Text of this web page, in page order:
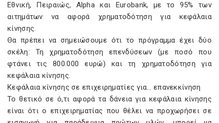
Εθνική, Πειραιώς, Alpha και Eurobank, με το 95% των
αιτημάτων να αφορά χρηματοδότηση για κεφάλαια
κίνησης.
Θα πρέπει να σημειώσουμε ότι το πρόγραμμα έχει δύο
σκέλη: Τη χρηματοδότηση επενδύσεων (με ποσό που
φτάνει τις 800.000 ευρώ) και τη χρηματοδότηση για
κεφάλαια κίνησης.
Κεφάλαια κίνησης σε επιχειρηματίες για… επανεκκίνηση
Το θετικό σε ό,τι αφορά τα δάνεια για κεφάλαια κίνησης
είναι ότι ο επιχειρηματίας που θέλει να προχωρήσει σε